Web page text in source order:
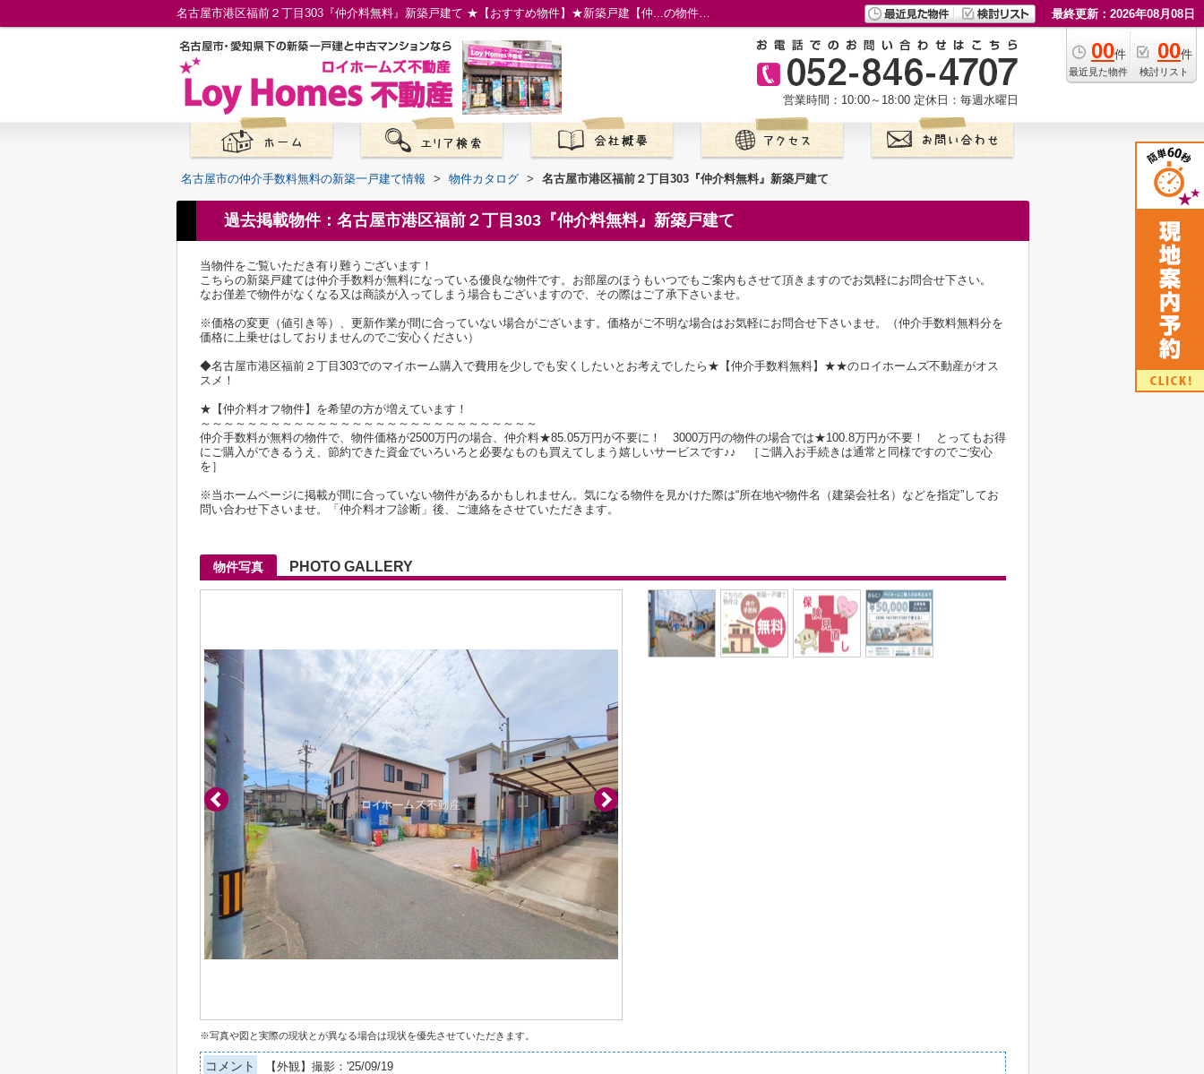
名古屋市港区福前２丁目303『仲介料無料』新築戸建て ★【おすすめ物件】★新築戸建【仲...の物件情報／名古屋市の仲介手数料無料の新築一戸建て／ロイホームズ不動産 最終更新：2026年08月08日
00件
最近見た物件
00件
検討リスト
営業時間：10:00～18:00 定休日：毎週水曜日
名古屋市の仲介手数料無料の新築一戸建て情報 > 物件カタログ > 名古屋市港区福前２丁目303『仲介料無料』新築戸建て
過去掲載物件：名古屋市港区福前２丁目303『仲介料無料』新築戸建て
当物件をご覧いただき有り難うございます！
こちらの新築戸建ては仲介手数料が無料になっている優良な物件です。お部屋のほうもいつでもご案内もさせて頂きますのでお気軽にお問合せ下さい。
なお僅差で物件がなくなる又は商談が入ってしまう場合もございますので、その際はご了承下さいませ。
※価格の変更（値引き等）、更新作業が間に合っていない場合がございます。価格がご不明な場合はお気軽にお問合せ下さいませ。（仲介手数料無料分を
価格に上乗せはしておりませんのでご安心ください）
◆名古屋市港区福前２丁目303でのマイホーム購入で費用を少しでも安くしたいとお考えでしたら★【仲介手数料無料】★★のロイホームズ不動産がオス
スメ！
★【仲介料オフ物件】を希望の方が増えています！
～～～～～～～～～～～～～～～～～～～～～～～～～～～～～
仲介手数料が無料の物件で、物件価格が2500万円の場合、仲介料★85.05万円が不要に！ 3000万円の物件の場合では★100.8万円が不要！ とってもお得
にご購入ができるうえ、節約できた資金でいろいろと必要なものも買えてしまう嬉しいサービスです♪♪ ［ご購入お手続きは通常と同様ですのでご安心
を］
※当ホームページに掲載が間に合っていない物件があるかもしれません。気になる物件を見かけた際は“所在地や物件名（建築会社名）などを指定”してお
問い合わせ下さいませ。「仲介料オフ診断」後、ご連絡をさせていただきます。
物件写真 PHOTO GALLERY
※写真や図と実際の現状とが異なる場合は現状を優先させていただきます。
コメント 【外観】撮影：'25/09/19